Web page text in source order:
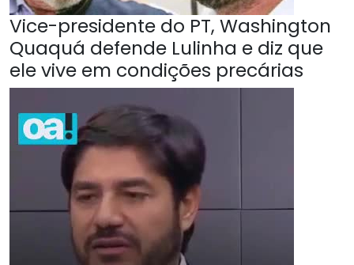
Vice-presidente do PT, Washington
Quaquá defende Lulinha e diz que
ele vive em condições precárias